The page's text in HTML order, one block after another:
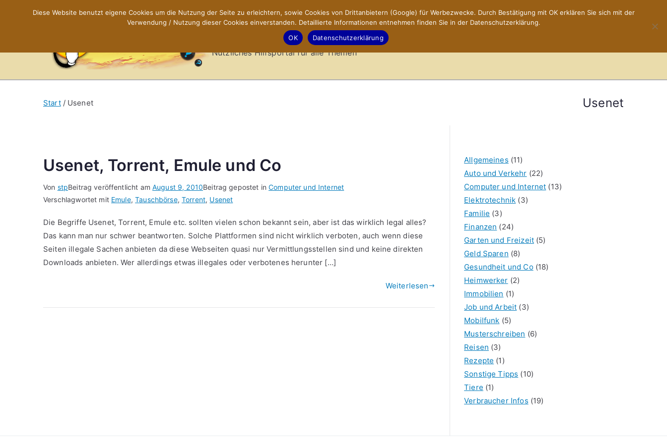
X-Sites.de – Hilfsportal
Nützliches Hilfsportal für alle Themen
Usenet
Start Usenet
Usenet, Torrent, Emule und Co
Von stpBeitrag veröffentlicht am August 9, 2010Beitrag gepostet inComputer und Internet
Verschlagwortet mit Emule,Tauschbörse,Torrent, Usenet
Die Begriffe Usenet, Torrent, Emule etc. sollten vielen schon bekannt sein, aber ist das wirklich legal alles?
Das kann man nur schwer beantworten. Solche Plattformen sind nicht wirklich verboten, auch wenn diese
Seiten illegale Sachen anbieten da diese Webseiten quasi nur Vermittlungsstellen sind und keine direkten
Downloads anbieten. Wer allerdings etwas illegales oder verbotenes herunter […]
Weiterlesen
Allgemeines (11)
Auto und Verkehr (22)
Computer und Internet (13)
Elektrotechnik (3)
Familie (3)
Finanzen (24)
Garten und Freizeit(5)
Geld Sparen (8)
Gesundheit und Co(18)
Heimwerker (2)
Immobilien (1)
Job und Arbeit (3)
Mobilfunk (5)
Musterschreiben (6)
Reisen (3)
Rezepte (1)
Sonstige Tipps (10)
Tiere (1)
Verbraucher Infos (19)
Diese Website benutzt eigene Cookies um die Nutzung der Seite zu erleichtern, sowie Cookies von Drittanbietern (Google) für Werbezwecke. Durch Bestätigung mit OK erklären Sie sich mit der
Verwendung / Nutzung dieser Cookies einverstanden. Detaillierte Informationen entnehmen finden Sie in der Datenschutzerklärung.
OK
Datenschutzerklärung